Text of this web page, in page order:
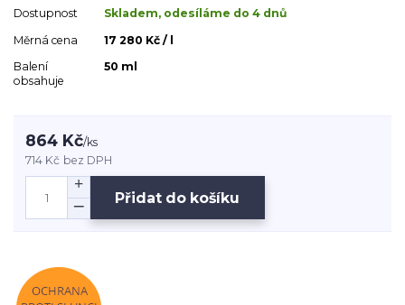
Dostupnost
Skladem, odesíláme do 4 dnů
Měrná cena
17 280 Kč / l
Balení
obsahuje
50 ml
864 Kč/ks
714 Kč bez DPH
Přidat do košíku